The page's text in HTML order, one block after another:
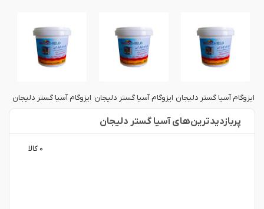
ایزوگام آسیا گستر دلیجان ایزوگام آسیا گستر دلیجان ایزوگام آسیا گستر دلیجان
پربازدید‌ترین‌های آسیا گستر دلیجان
۰ کالا